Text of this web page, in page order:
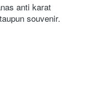
anti karat
souvenir.